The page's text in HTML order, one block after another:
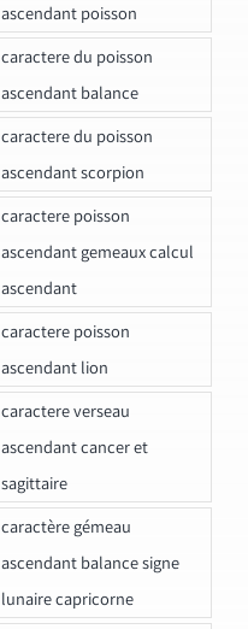
ascendant poisson
caractere du poisson
ascendant balance
caractere du poisson
ascendant scorpion
caractere poisson
ascendant gemeaux calcul
ascendant
caractere poisson
ascendant lion
caractere verseau
ascendant cancer et
sagittaire
caractère gémeau
ascendant balance signe
lunaire capricorne